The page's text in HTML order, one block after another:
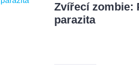
Zvířecí zombie:
parazita